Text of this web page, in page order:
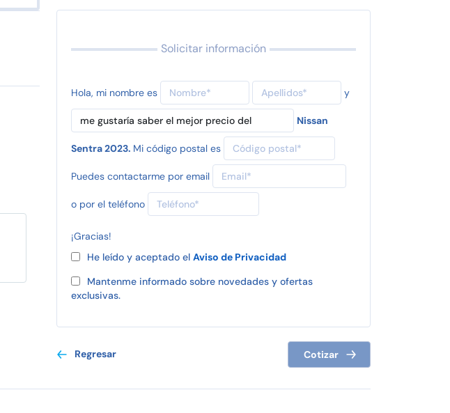
Solicitar información
Hola, mi nombre es y
Nissan
Sentra 2023. Mi código postal es
Puedes contactarme por email
o por el teléfono
¡Gracias!
He leído y aceptado el Aviso de Privacidad
Mantenme informado sobre novedades y ofertas
exclusivas.
Regresar Cotizar